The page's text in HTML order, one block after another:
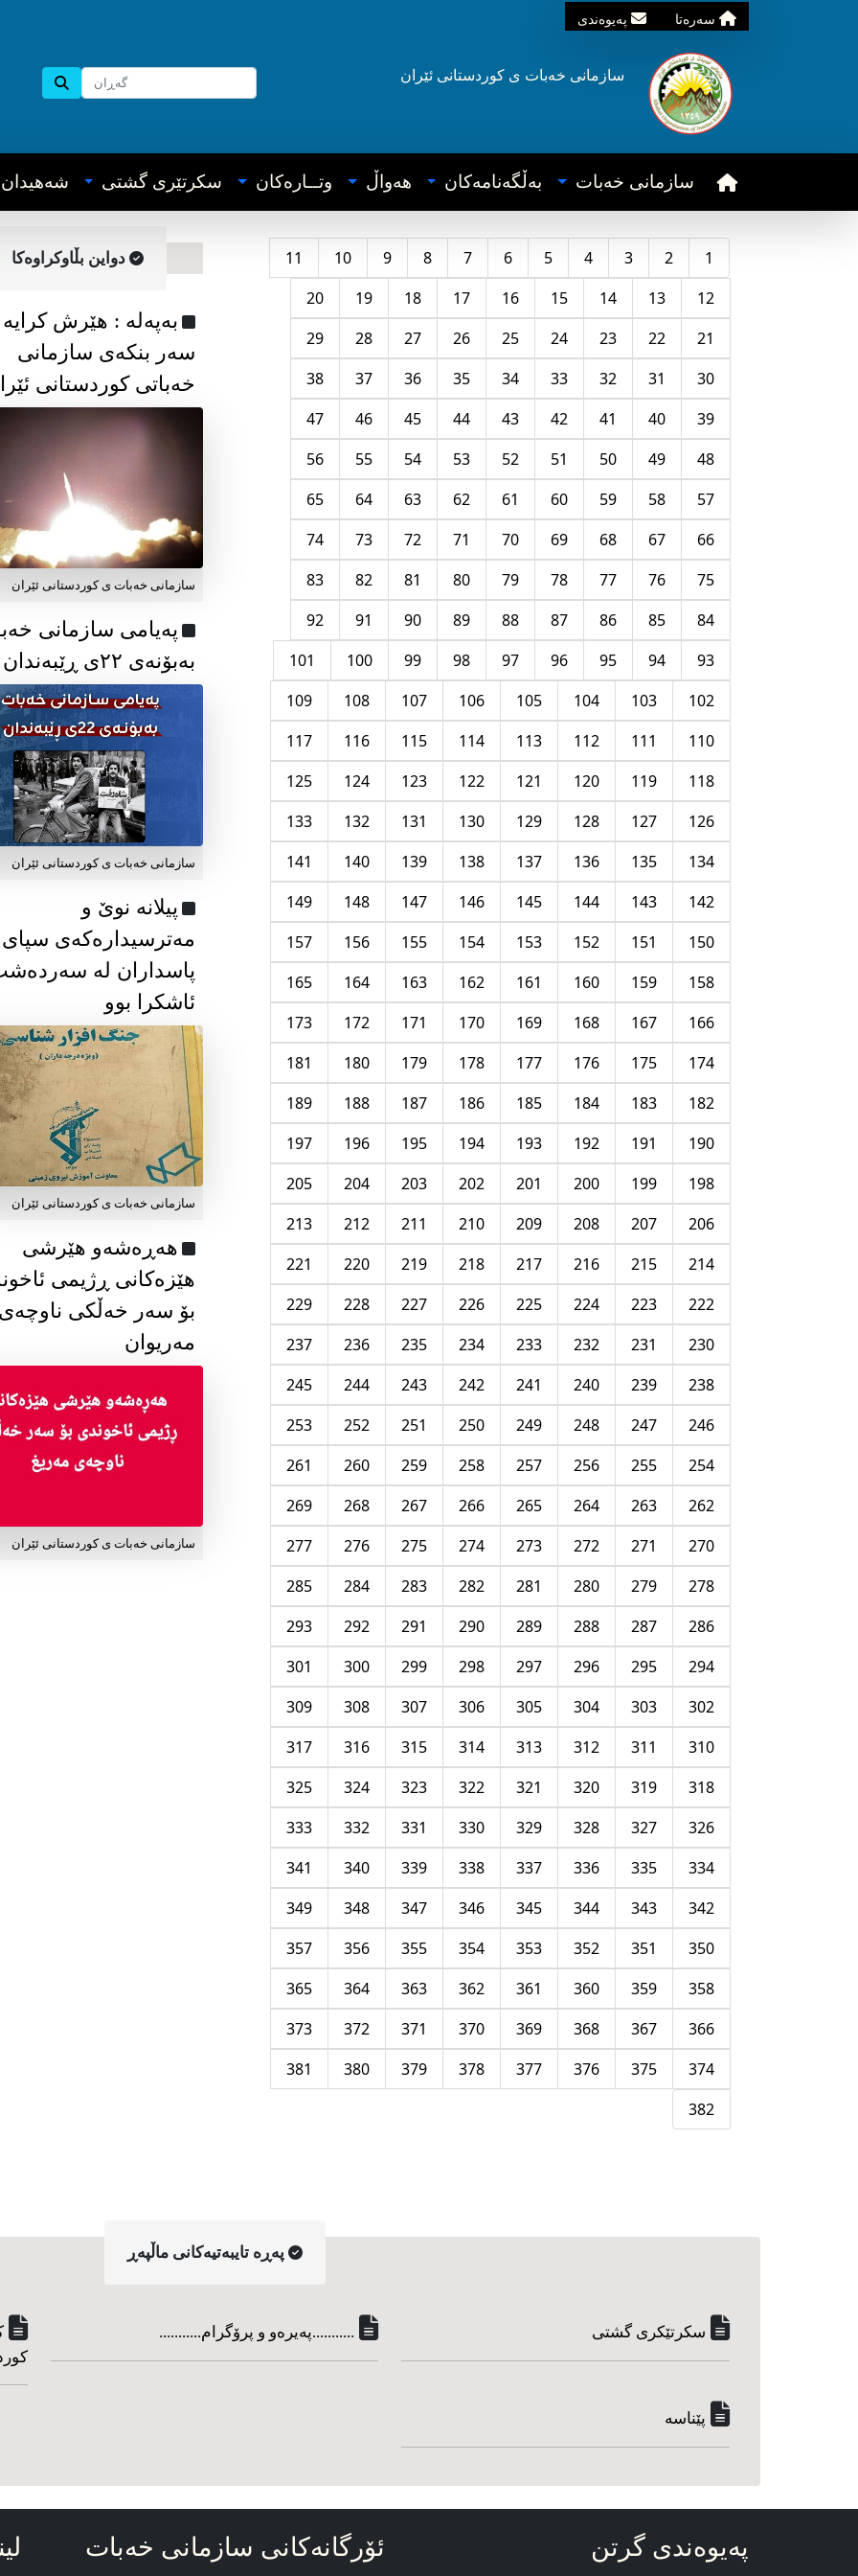
سه‌ره‌تا په‌یوه‌ندی
سازمانی خه‌بات ی کوردستانی ئێران
سازمانی خه‌بات به‌ڵگه‌نامه‌کان هه‌واڵ وتــاره‌کان سکرتێری گشتی شه‌هیدان
1
2
3
4
5
6
7
8
9
10
11
12
13
14
15
16
17
18
19
20
21
22
23
24
25
26
27
28
29
30
31
32
33
34
35
36
37
38
39
40
41
42
43
44
45
46
47
48
49
50
51
52
53
54
55
56
57
58
59
60
61
62
63
64
65
66
67
68
69
70
71
72
73
74
75
76
77
78
79
80
81
82
83
84
85
86
87
88
89
90
91
92
93
94
95
96
97
98
99
100
101
102
103
104
105
106
107
108
109
110
111
112
113
114
115
116
117
118
119
120
121
122
123
124
125
126
127
128
129
130
131
132
133
134
135
136
137
138
139
140
141
142
143
144
145
146
147
148
149
150
151
152
153
154
155
156
157
158
159
160
161
162
163
164
165
166
167
168
169
170
171
172
173
174
175
176
177
178
179
180
181
182
183
184
185
186
187
188
189
190
191
192
193
194
195
196
197
198
199
200
201
202
203
204
205
206
207
208
209
210
211
212
213
214
215
216
217
218
219
220
221
222
223
224
225
226
227
228
229
230
231
232
233
234
235
236
237
238
239
240
241
242
243
244
245
246
247
248
249
250
251
252
253
254
255
256
257
258
259
260
261
262
263
264
265
266
267
268
269
270
271
272
273
274
275
276
277
278
279
280
281
282
283
284
285
286
287
288
289
290
291
292
293
294
295
296
297
298
299
300
301
302
303
304
305
306
307
308
309
310
311
312
313
314
315
316
317
318
319
320
321
322
323
324
325
326
327
328
329
330
331
332
333
334
335
336
337
338
339
340
341
342
343
344
345
346
347
348
349
350
351
352
353
354
355
356
357
358
359
360
361
362
363
364
365
366
367
368
369
370
371
372
373
374
375
376
377
378
379
380
381
382
دواین بڵاوکراوه‌کا
به‌په‌له‌ : هێرش کرایە
سەر بنکەی سازمانی
خەباتی کوردستانی
سازمانی خەبات ی کوردستانی ئێران
پەیامی سازمانی
بەبۆنەی ۲۲ی ڕێبەندان
سازمانی خەبات ی كوردستانی ئێران
پیلانە نوێ و
مەترسیدارەکەی سپای
پاسداران لە
ئاشکرا بوو
سازمانی خەبات ی كوردستانی ئێران
هەڕەشەو هێرشی
هێزەکانی ڕژیمی
بۆ سەر خەڵکی
مەریوان
سازمانی خەبات ی کوردستانی ئێران
په‌ڕه‌ تایبه‌تیه‌کانی ماڵپه‌ڕ
سکرتێکری گشتی ...........په‌یره‌و و پرۆگرام...........
پێناسه‌
په‌یوه‌ندی گرتن ئۆرگانه‌کانی سازمانی خه‌بات